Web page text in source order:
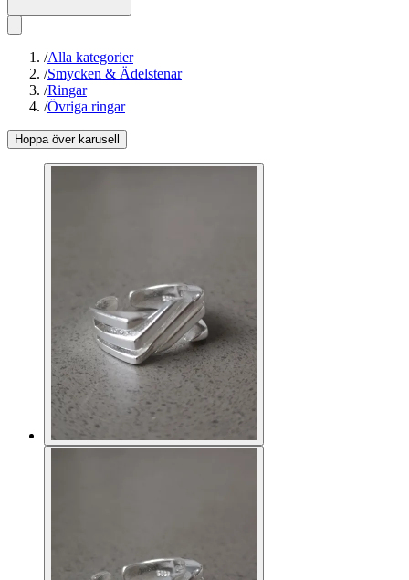
/Alla kategorier
/Smycken & Ädelstenar
/Ringar
/Övriga ringar
Hoppa över karusell